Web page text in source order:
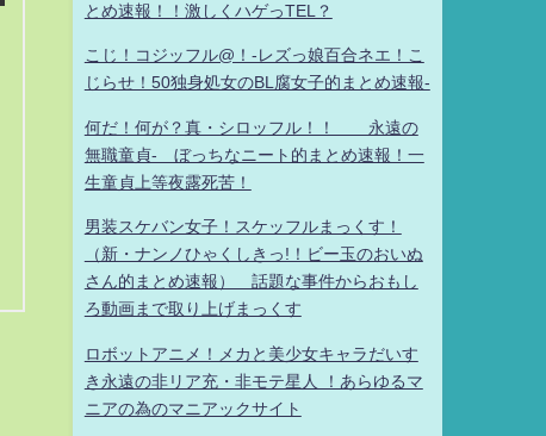
とめ速報！！激しくハゲっTEL？
こじ！コジッフル@！-レズっ娘百合ネエ！こ
じらせ！50独身処女のBL腐女子的まとめ速報-
何だ！何が？真・シロッフル！！ 永遠の
無職童貞- ぼっちなニート的まとめ速報！一
生童貞上等夜露死苦！
男装スケバン女子！スケッフルまっくす！
（新・ナンノひゃくしきっ!！ビー玉のおいぬ
さん的まとめ速報） 話題な事件からおもし
ろ動画まで取り上げまっくす
ロボットアニメ！メカと美少女キャラだいす
き永遠の非リア充・非モテ星人 ！あらゆるマ
ニアの為のマニアックサイト